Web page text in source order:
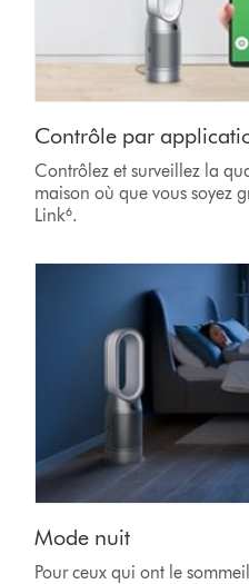
Contrôle par
Contrôlez et surveillez la
maison où que vous soyez
Link⁶.
Mode nuit
Pour ceux qui ont le